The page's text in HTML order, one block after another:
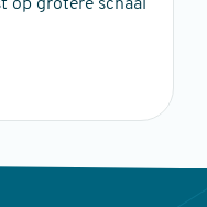
op grotere schaal